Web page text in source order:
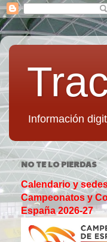
Información
NO TE LO PIERDAS
Calendario y
Campeonatos y
España 2026-27